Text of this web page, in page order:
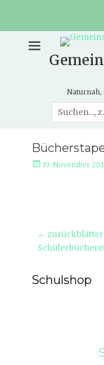
Naturnah,
Suche
nach:
Veröffentlicht
19. November
←
Vorheriger
Schulshop